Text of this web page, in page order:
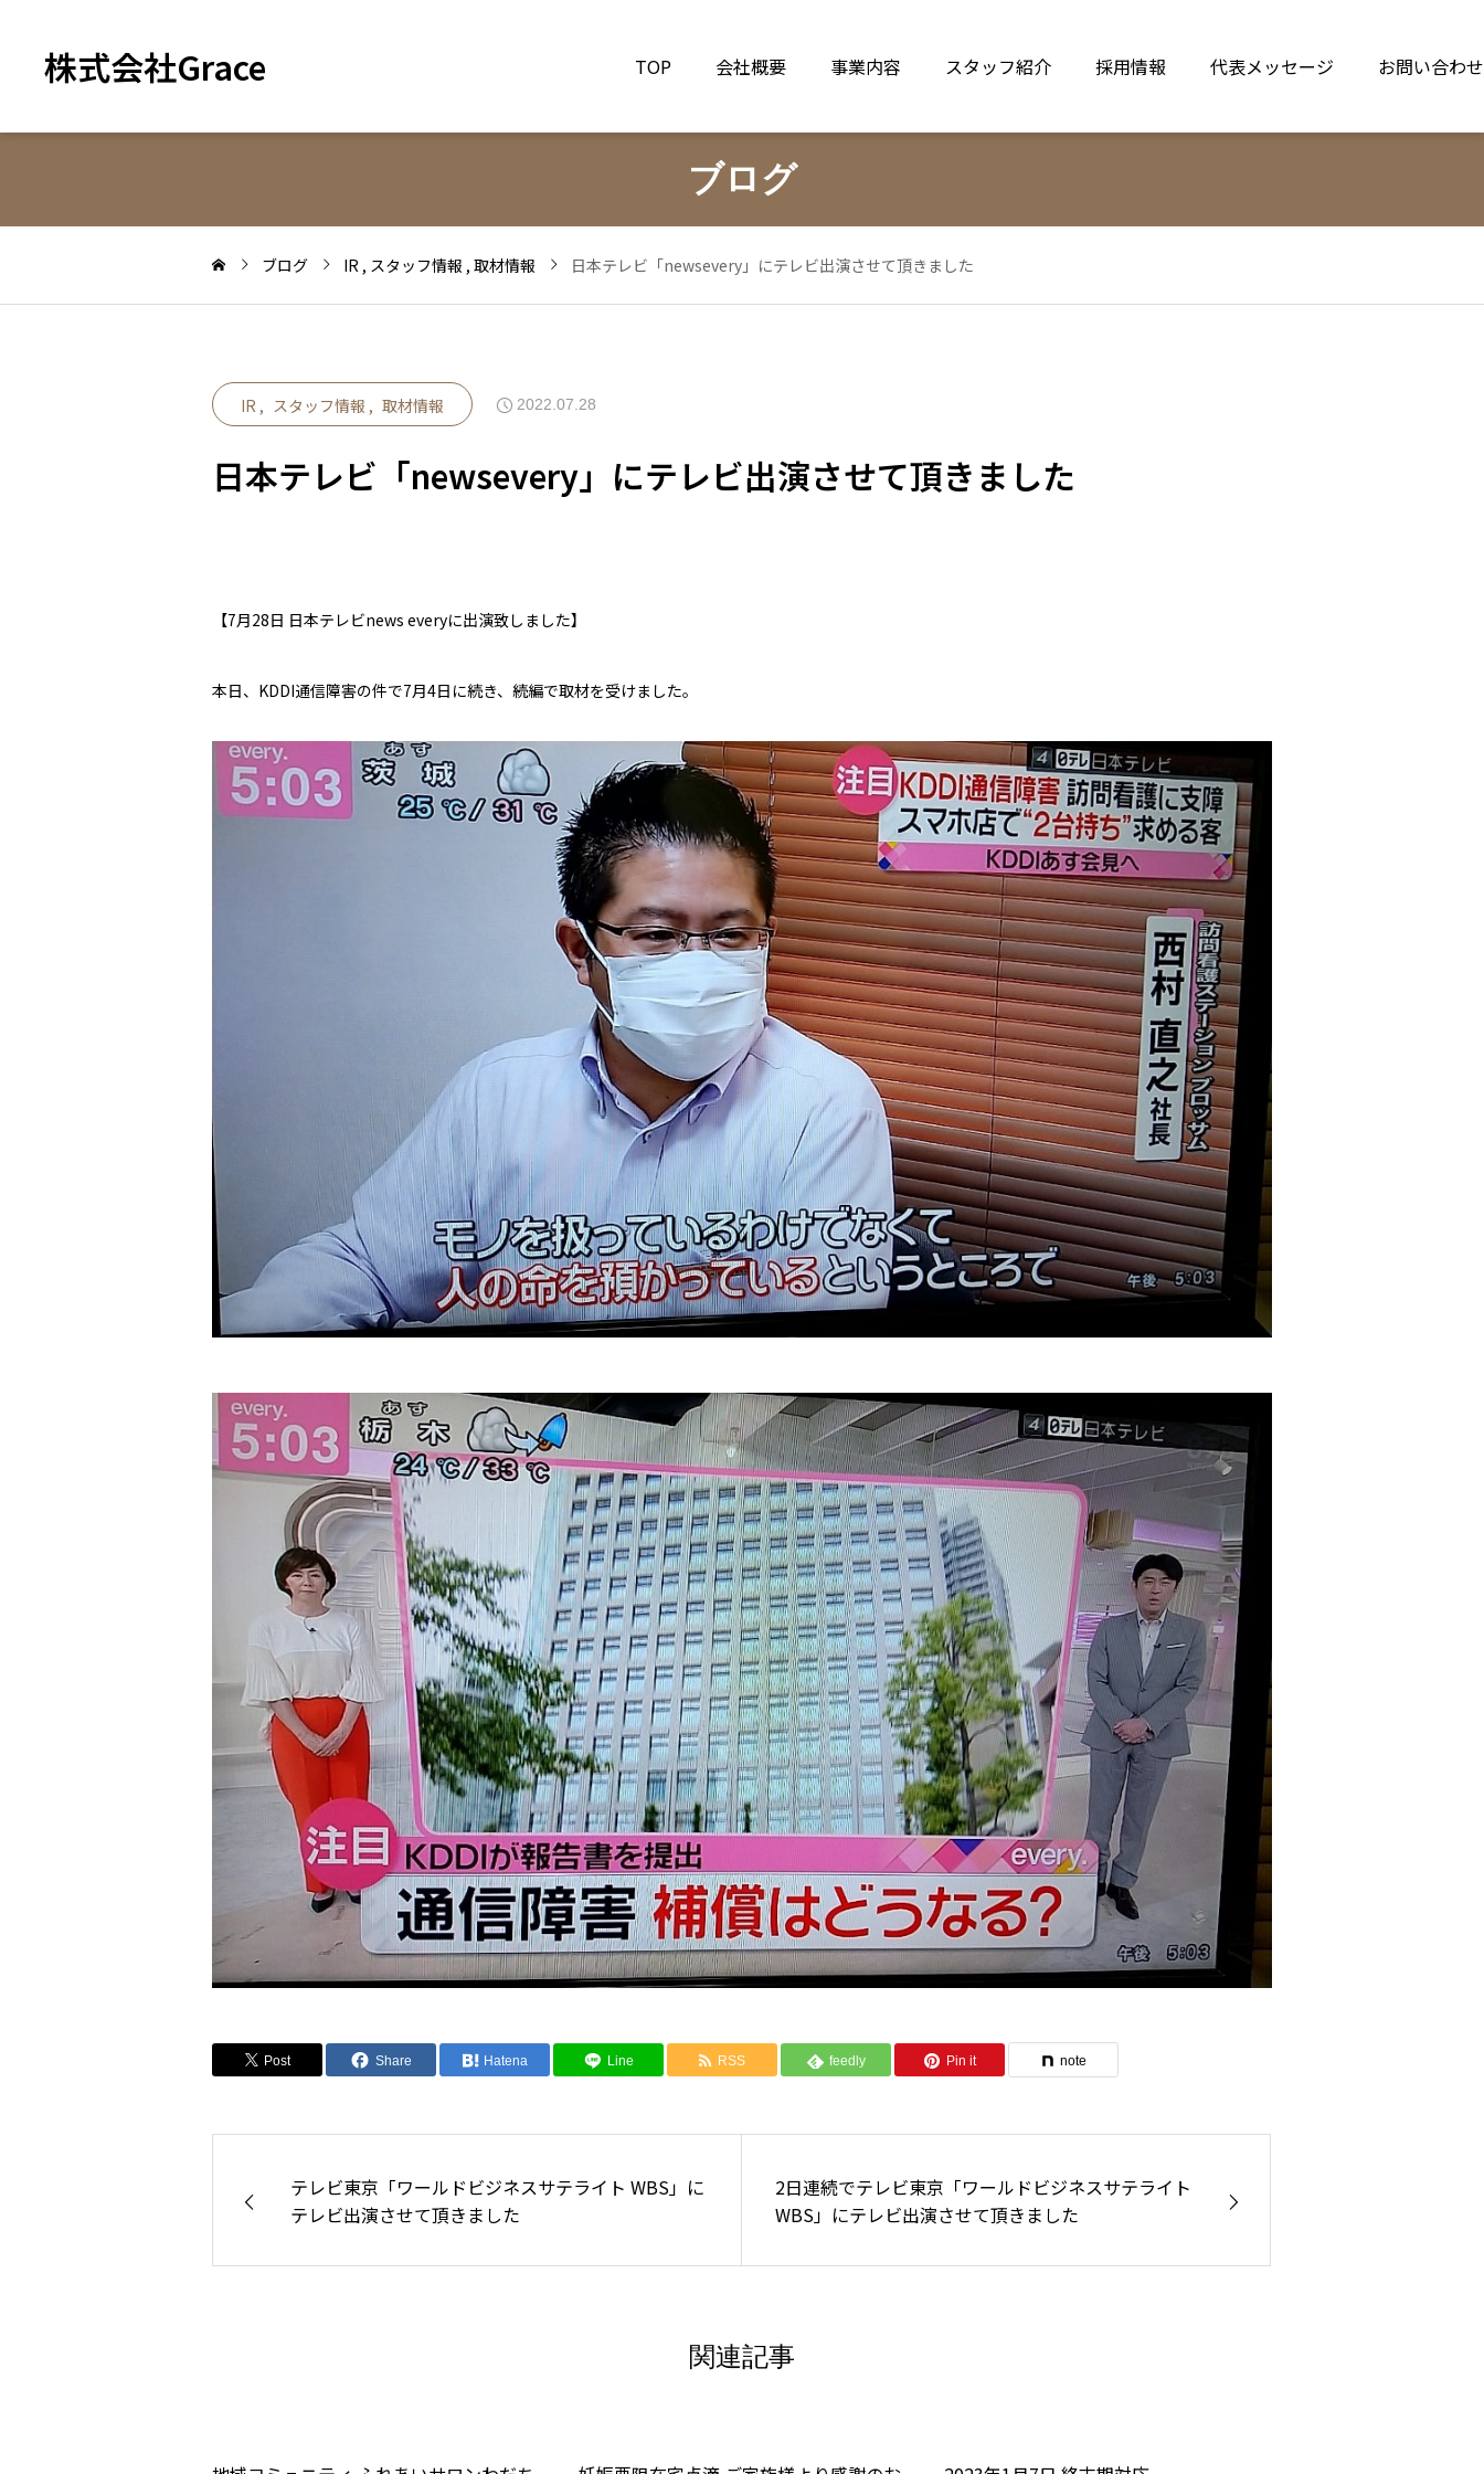
株式会社Grace TOP 会社概要 事業内容 スタッフ紹介 採用情報 代表メッセージ お問い合わせ
ブログ
ブログ IR スタッフ情報 取材情報 日本テレビ「newsevery」にテレビ出演させて頂きました
IR スタッフ情報 取材情報 2022.07.28
日本テレビ「newsevery」にテレビ出演させて頂きました
【7月28日 日本テレビnews everyに出演致しました】
本日、KDDI通信障害の件で7月4日に続き、続編で取材を受けました。
Post Share Hatena Line RSS feedly Pin it note
テレビ東京「ワールドビジネスサテライト WBS」に
テレビ出演させて頂きました
2日連続でテレビ東京「ワールドビジネスサテライト
WBS」にテレビ出演させて頂きました
関連記事